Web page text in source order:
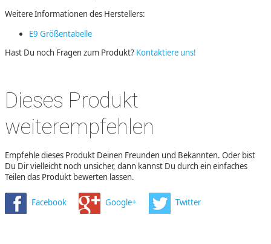
Weitere Informationen des Herstellers:
E9 Größentabelle
Hast Du noch Fragen zum Produkt? Kontaktiere uns!
Dieses Produkt
weiterempfehlen
Empfehle dieses Produkt Deinen Freunden und Bekannten. Oder bist
Du Dir vielleicht noch unsicher, dann kannst Du durch ein einfaches
Teilen das Produkt bewerten lassen.
Facebook Google+ Twitter